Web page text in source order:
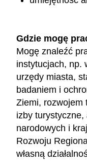
Gdzie mogę
Mogę znaleźć
instytucjach, np.
urzędy miasta,
badaniem i
Ziemi, rozwojem
izby
narodowych i
Rozwoju
własną